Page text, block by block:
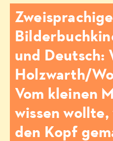
und Deutsch:
Holzwarth/
Vom kleinen
wissen
den Kopf